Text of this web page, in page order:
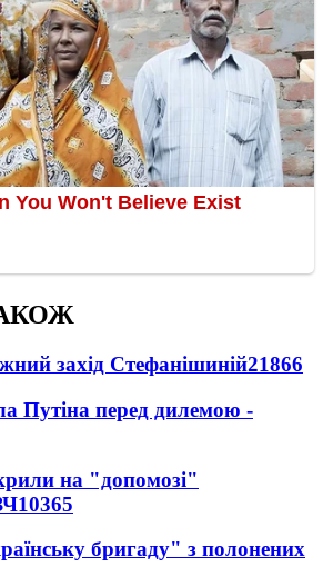
захід Стефанішиній21866
Путіна перед дилемою -
на "допомозі"
10365
бригаду" з полонених